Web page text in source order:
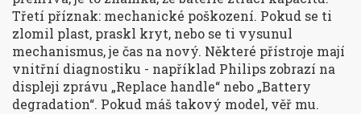
Třetí příznak: mechanické poškození. Pokud se ti
zlomil plast, praskl kryt, nebo se ti vysunul
mechanismus, je čas na nový. Některé přístroje mají
vnitřní diagnostiku - například Philips zobrazí na
displeji zprávu „Replace handle“ nebo „Battery
degradation“. Pokud máš takový model, věř mu.